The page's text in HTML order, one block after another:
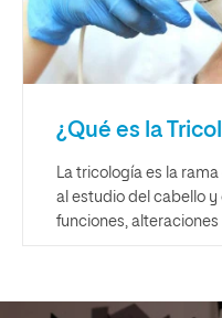
¿Qué es la
La tricología es la
al estudio del cabello y
funciones,